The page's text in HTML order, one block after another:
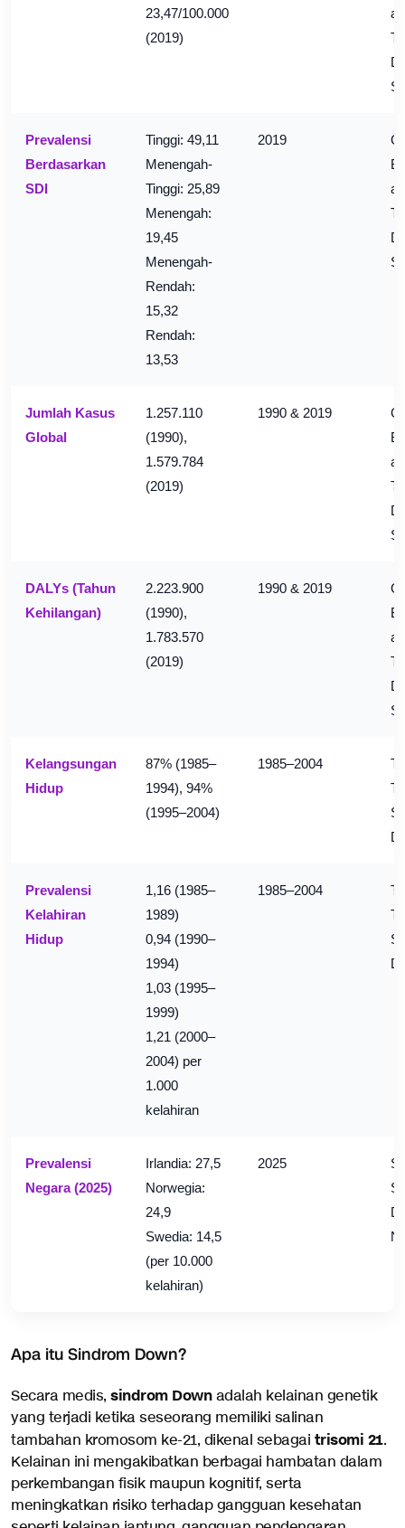
23,47/100.000
(2019)
Prevalensi
Berdasarkan
SDI
Tinggi: 49,11
Menengah-
Tinggi: 25,89
Menengah:
19,45
Menengah-
Rendah:
15,32
Rendah:
13,53
2019
Jumlah Kasus
Global
1.257.110
(1990),
1.579.784
(2019)
1990 & 2019
DALYs (Tahun
Kehilangan)
2.223.900
(1990),
1.783.570
(2019)
1990 & 2019
Kelangsungan
Hidup
87% (1985–
1994), 94%
(1995–2004)
1985–2004
Prevalensi
Kelahiran
Hidup
1,16 (1985–
1989)
0,94 (1990–
1994)
1,03 (1995–
1999)
1,21 (2000–
2004) per
1.000
kelahiran
1985–2004
Prevalensi
Negara (2025)
Irlandia: 27,5
Norwegia:
24,9
Swedia: 14,5
(per 10.000
kelahiran)
2025
Apa itu Sindrom Down?
Secara medis, sindrom Downadalah kelainan genetik
yang terjadi ketika seseorang memiliki salinan
tambahan kromosom ke-21, dikenal sebagai trisomi 21.
Kelainan ini mengakibatkan berbagai hambatan dalam
perkembangan fisik maupun kognitif, serta
meningkatkan risiko terhadap gangguan kesehatan